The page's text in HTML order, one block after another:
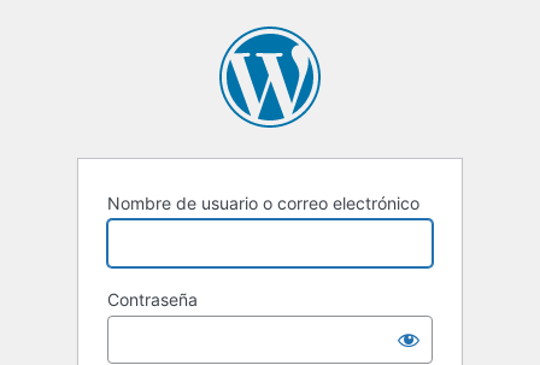
Nombre de usuario o correo electrónico
Contraseña